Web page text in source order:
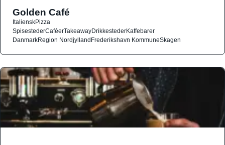
Golden Café
ItalienskPizza
SpisestederCaféerTakeawayDrikkestederKaffebarer
DanmarkRegion NordjyllandFrederikshavn KommuneSkagen